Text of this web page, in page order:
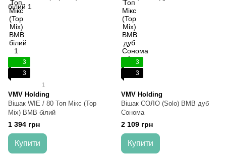
3
3
1
VMV Holding
Вішак WIE / 80 Топ Мікс (Top
Mix) ВМВ білий
1 394 грн
Купити
3
3
VMV Holding
Вішак СОЛО (Solo) ВМВ дуб
Сонома
2 109 грн
Купити